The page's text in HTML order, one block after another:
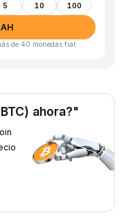
5 10 100
de 40 monedas fiat
ahora?"